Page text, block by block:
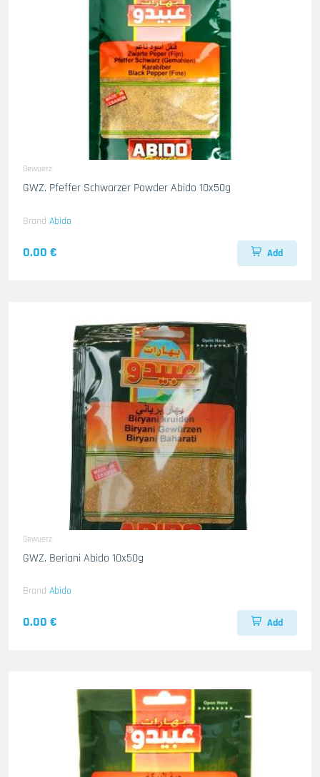
Gewuerz
GWZ. Pfeffer Schwarzer Powder Abido 10x50g
Brand Abido
0.00 € Add
Gewuerz
GWZ. Beriani Abido 10x50g
Brand Abido
0.00 € Add